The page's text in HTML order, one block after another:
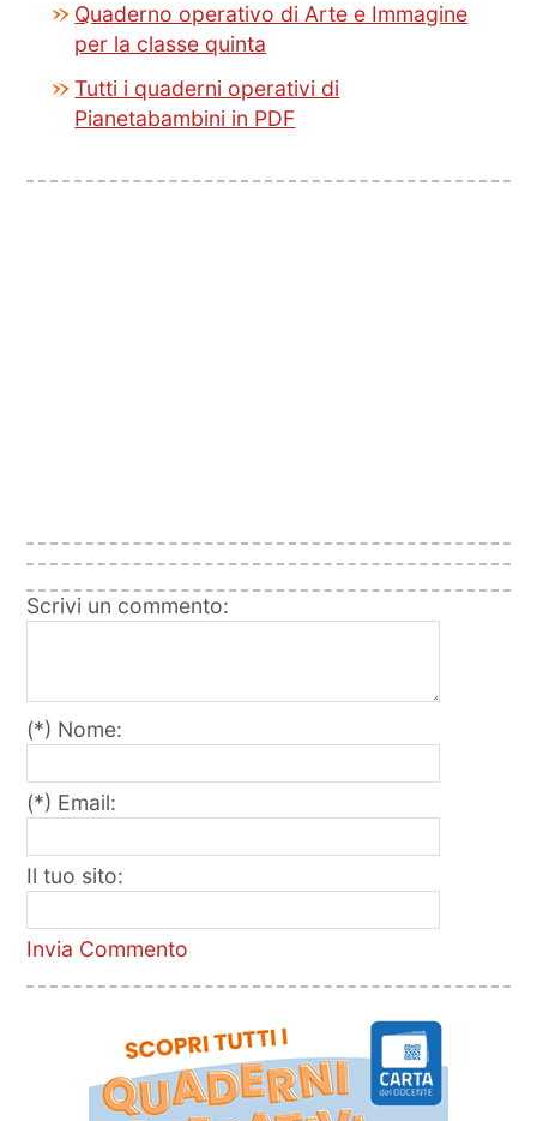
Quaderno operativo di Arte e Immagine
per la classe quinta
Tutti i quaderni operativi di
Pianetabambini in PDF
Scrivi un commento:
(*) Nome:
(*) Email:
Il tuo sito:
Invia Commento